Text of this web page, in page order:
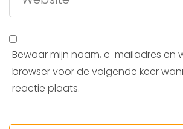
Bewaar mijn naam, e-mailadres en
browser voor de volgende keer
reactie plaats.